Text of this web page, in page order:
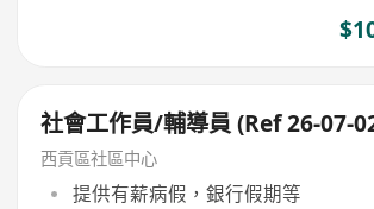
社會工作員/輔導員 (Ref 26-07-
西貢區社區中心
提供有薪病假，銀行假期等